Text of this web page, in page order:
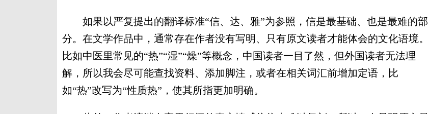
如果以严复提出的翻译标准“信、达、雅”为参照，信是最基础、也是最难的部
分。在文学作品中，通常存在作者没有写明、只有原文读者才能体会的文化语境。
比如中医里常见的“热”“湿”“燥”等概念，中国读者一目了然，但外国读者无法理
解，所以我会尽可能查找资料、添加脚注，或者在相关词汇前增加定语，比
如“热”改写为“性质热”，使其所指更加明确。